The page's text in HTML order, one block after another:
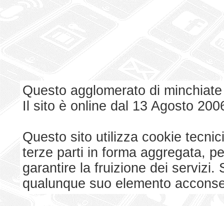
Questo agglomerato di
Il sito è online dal 13 Agosto
Questo sito utilizza cookie
terze parti in forma aggregata,
garantire la fruizione dei servizi.
qualunque suo elemento